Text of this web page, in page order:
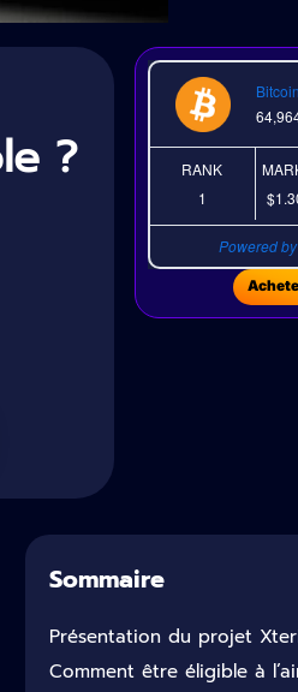
?
RANK
1
Powered
Sommaire
Présentation du projet
Comment être éligible à